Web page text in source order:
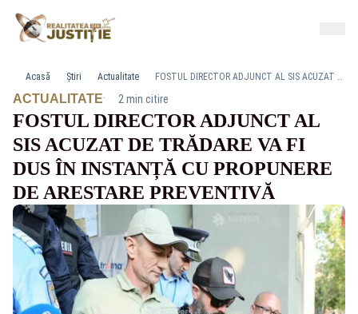
Acasă Știri Actualitate FOSTUL DIRECTOR ADJUNCT AL SIS ACUZAT DE TRĂDARE VA FI DUS ÎN INSTANȚĂ CU PROPUNERE DE ARESTARE PREVENTIVĂ
ACTUALITATE· 2 min citire
FOSTUL DIRECTOR ADJUNCT AL
SIS ACUZAT DE TRĂDARE VA FI
DUS ÎN INSTANȚĂ CU PROPUNERE
DE ARESTARE PREVENTIVĂ